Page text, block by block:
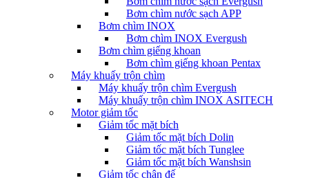
Bơm chìm nước sạch APP
Bơm chìm INOX
Bơm chìm INOX Evergush
Bơm chìm giếng khoan
Bơm chìm giếng khoan Pentax
Máy khuấy trộn chìm
Máy khuấy trộn chìm Evergush
Máy khuấy trộn chìm INOX ASITECH
Motor giảm tốc
Giảm tốc mặt bích
Giảm tốc mặt bích Dolin
Giảm tốc mặt bích Tunglee
Giảm tốc mặt bích Wanshsin
Giảm tốc chân đế